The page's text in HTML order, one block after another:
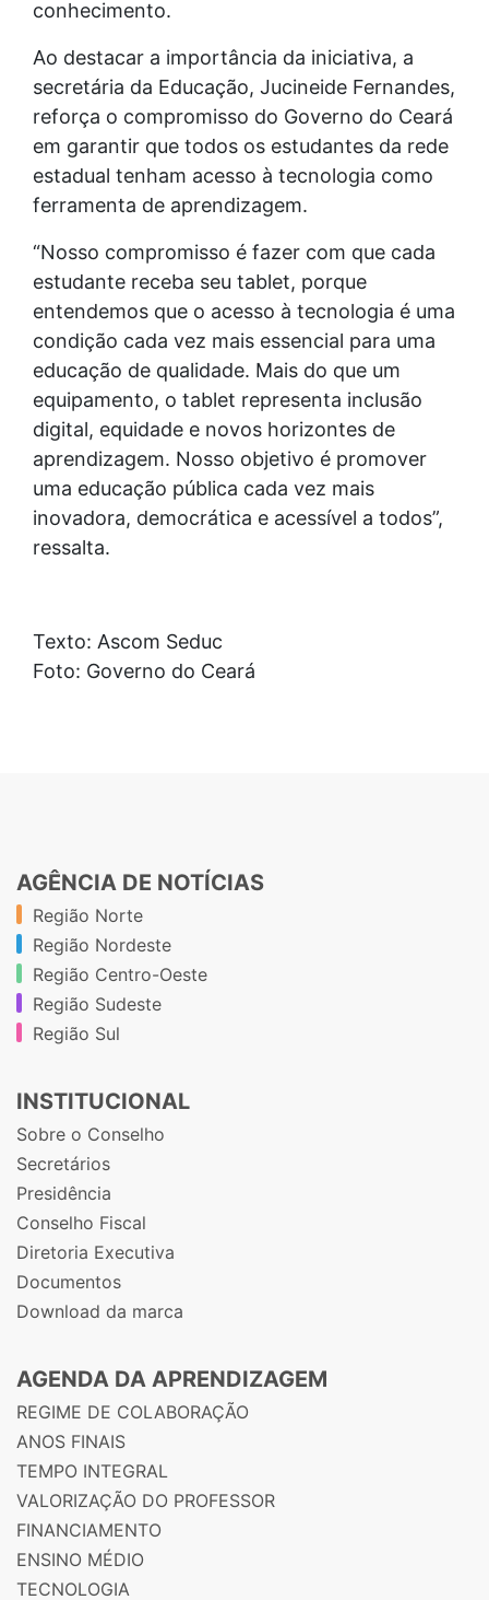
conhecimento.
Ao destacar a importância da iniciativa, a
secretária da Educação, Jucineide Fernandes,
reforça o compromisso do Governo do Ceará
em garantir que todos os estudantes da rede
estadual tenham acesso à tecnologia como
ferramenta de aprendizagem.
“Nosso compromisso é fazer com que cada
estudante receba seu tablet, porque
entendemos que o acesso à tecnologia é uma
condição cada vez mais essencial para uma
educação de qualidade. Mais do que um
equipamento, o tablet representa inclusão
digital, equidade e novos horizontes de
aprendizagem. Nosso objetivo é promover
uma educação pública cada vez mais
inovadora, democrática e acessível a todos”,
ressalta.
Texto: Ascom Seduc
Foto: Governo do Ceará
AGÊNCIA DE NOTÍCIAS
Região Norte
Região Nordeste
Região Centro-Oeste
Região Sudeste
Região Sul
INSTITUCIONAL
Sobre o Conselho
Secretários
Presidência
Conselho Fiscal
Diretoria Executiva
Documentos
Download da marca
AGENDA DA APRENDIZAGEM
REGIME DE COLABORAÇÃO
ANOS FINAIS
TEMPO INTEGRAL
VALORIZAÇÃO DO PROFESSOR
FINANCIAMENTO
ENSINO MÉDIO
TECNOLOGIA